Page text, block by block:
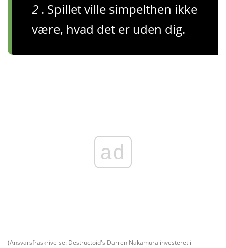
2 . Spillet ville simpelthen ikke
være, hvad det er uden dig.
ad
(Ansvarsfraskrivelse: Destructoid's Darren Nakamura investeret i